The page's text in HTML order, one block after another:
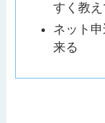
すく教
ネット
来る